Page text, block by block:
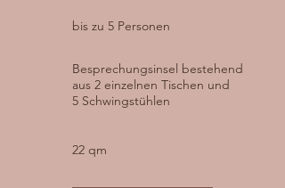
bis zu 5 Personen
Besprechungsinsel bestehend
aus 2 einzelnen Tischen und
5 Schwingstühlen
22 qm